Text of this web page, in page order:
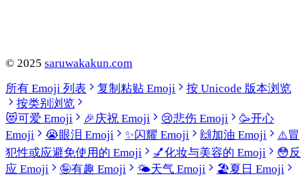
© 2025 saruwakakun.com
所有 Emoji 列表
复制粘贴 Emoji
按 Unicode 版本浏览
按类别浏览
😻可爱 Emoji 🎉庆祝 Emoji 😢悲伤 Emoji 🥳开心
Emoji
😭眼泪 Emoji ✨闪耀 Emoji 🙌 加油 Emoji ⚠️冒
犯性或应避免使用的 Emoji
💅化妆与美容的 Emoji 😳反
应 Emoji
🤪有趣 Emoji 🌤️天气 Emoji 🏖️夏日 Emoji